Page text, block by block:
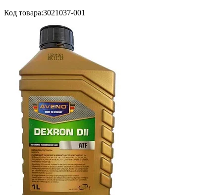
Код товара:3021037-001